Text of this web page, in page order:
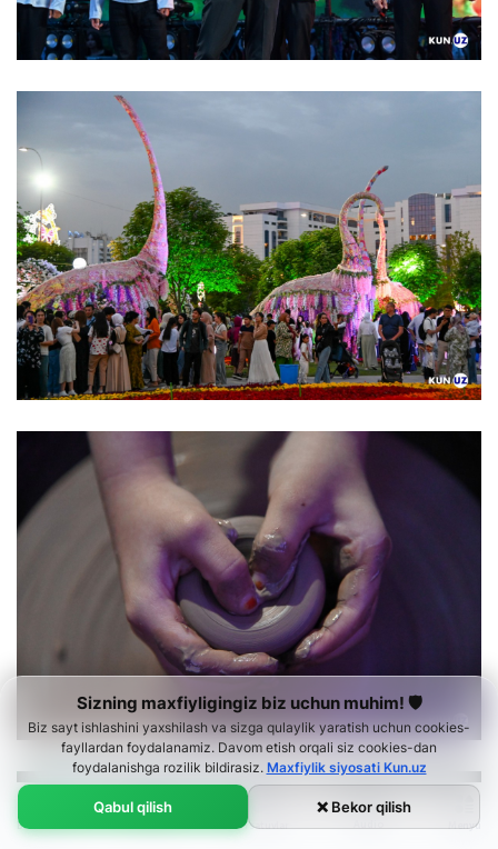
Sizning maxfiyligingiz biz uchun muhim! 🛡
Biz sayt ishlashini yaxshilash va sizga qulaylik yaratish uchun cookies-
fayllardan foydalanamiz. Davom etish orqali siz cookies-dan
foydalanishga rozilik bildirasiz. Maxfiylik siyosati Kun.uz
Qabul qilish ❌ Bekor qilish
Bosh sahifa Ko‘rsatuvlar Menyu